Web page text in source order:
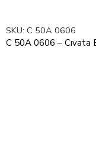
SKU: C 50A 0606
C 50A 0606 – Cıvata